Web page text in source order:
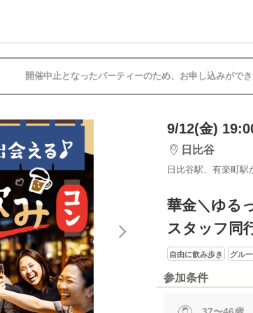
開催中止となったパーティーのため、お申し込みができ
9/12(金)
日比谷
日比谷駅、有楽町駅
華金＼ゆる
スタッフ同
自由に飲み歩き グル
参加条件